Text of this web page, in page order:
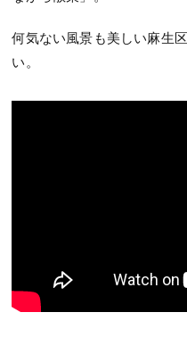
何気ない風景も美しい麻生
い。